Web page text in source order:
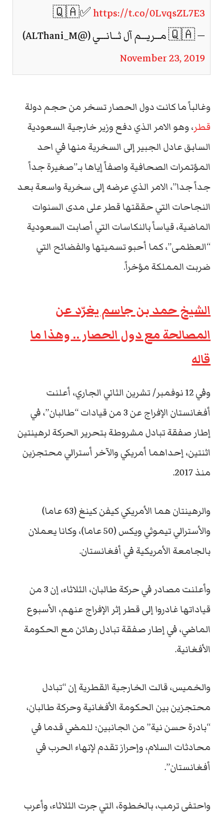
🇶🇦✅https://t.co/0LvqsZL7E3
— 🇶🇦 مــريــم آل ثــانــي (@ALThani_M)
November 23, 2019
وغالباً ما كانت دول الحصار تسخر من حجم دولة
قطر، وهو الامر الذي دفع وزير خارجية السعودية
السابق عادل الجبير إلى السخرية منها في احد
المؤتمرات الصحافية واصفاً إياها بـ”صغيرة جداً
جداً جدا”، الامر الذي عرضه إلى سخرية واسعة بعد
النجاحات التي حققتها قطر على مدى السنوات
الماضية، قياساً بالنكاسات التي أصابت السعودية
“العظمى”، كما أحبو تسميتها والفضائح التي
ضربت المملكة مؤخراً.
الشيخ حمد بن جاسم يغرّد عن
المصالحة مع دول الحصار .. وهذا ما
قاله
وفي 12 نوفمبر/ تشرين الثاني الجاري، أعلنت
أفغانستان الإفراج عن 3 من قيادات “طالبان”، في
إطار صفقة تبادل مشروطة بتحرير الحركة لرهينتين
اثنتين، إحداهما أمريكي والآخر أسترالي محتجزين
منذ 2017.
والرهينتان هما الأمريكي كيفن كينغ (63 عاما)
والأسترالي تيموثي ويكس (50 عاما)، وكانا يعملان
بالجامعة الأمريكية في أفغانستان.
وأعلنت مصادر في حركة طالبان، الثلاثاء، إن 3 من
قياداتها غادروا إلى قطر إثر الإفراج عنهم، الأسبوع
الماضي، في إطار صفقة تبادل رهائن مع الحكومة
الأفغانية.
والخميس، قالت الخارجية القطرية إن “تبادل
محتجزين بين الحكومة الأفغانية وحركة طالبان،
“بادرة حسن نية” من الجانبين؛ للمضي قدما في
محادثات السلام، وإحراز تقدم لإنهاء الحرب في
أفغانستان”.
واحتفى ترمب، بالخطوة، التي جرت الثلاثاء، وأعرب